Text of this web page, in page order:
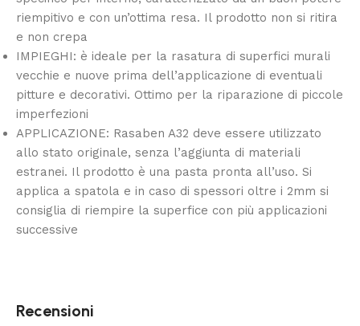
riempitivo e con un’ottima resa. Il prodotto non si ritira
e non crepa
IMPIEGHI: è ideale per la rasatura di superfici murali
vecchie e nuove prima dell’applicazione di eventuali
pitture e decorativi. Ottimo per la riparazione di piccole
imperfezioni
APPLICAZIONE: Rasaben A32 deve essere utilizzato
allo stato originale, senza l’aggiunta di materiali
estranei. Il prodotto è una pasta pronta all’uso. Si
applica a spatola e in caso di spessori oltre i 2mm si
consiglia di riempire la superfice con più applicazioni
successive
Recensioni